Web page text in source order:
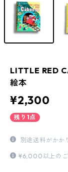
LITTLE RED
絵本
¥2,300
残り1点
別途送料がかか
¥6,000以上のご